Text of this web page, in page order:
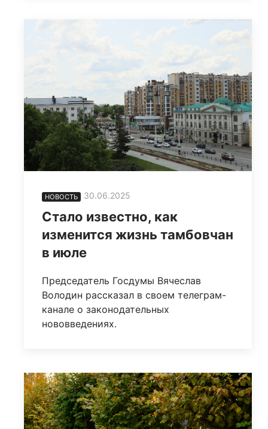
НОВОСТЬ 30.06.2025
Стало известно, как
изменится жизнь тамбовчан
в июле
Председатель Госдумы Вячеслав
Володин рассказал в своем телеграм-
канале о законодательных
нововведениях.